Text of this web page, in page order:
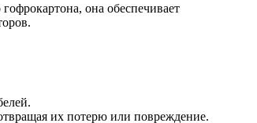
она обеспечивает
их потерю или повреждение.